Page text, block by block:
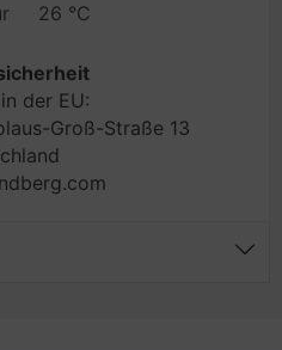
26 °C
der EU:
Groß-Straße 13